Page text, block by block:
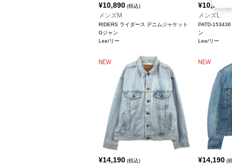
¥10,890 (税込)
メンズM
RIDERS ライダース デニムジャケット
Gジャン
Lee/リー
¥10,890
メンズL
PATD-
ン
Lee/リー
¥14,190 (税込) ¥14,190 (